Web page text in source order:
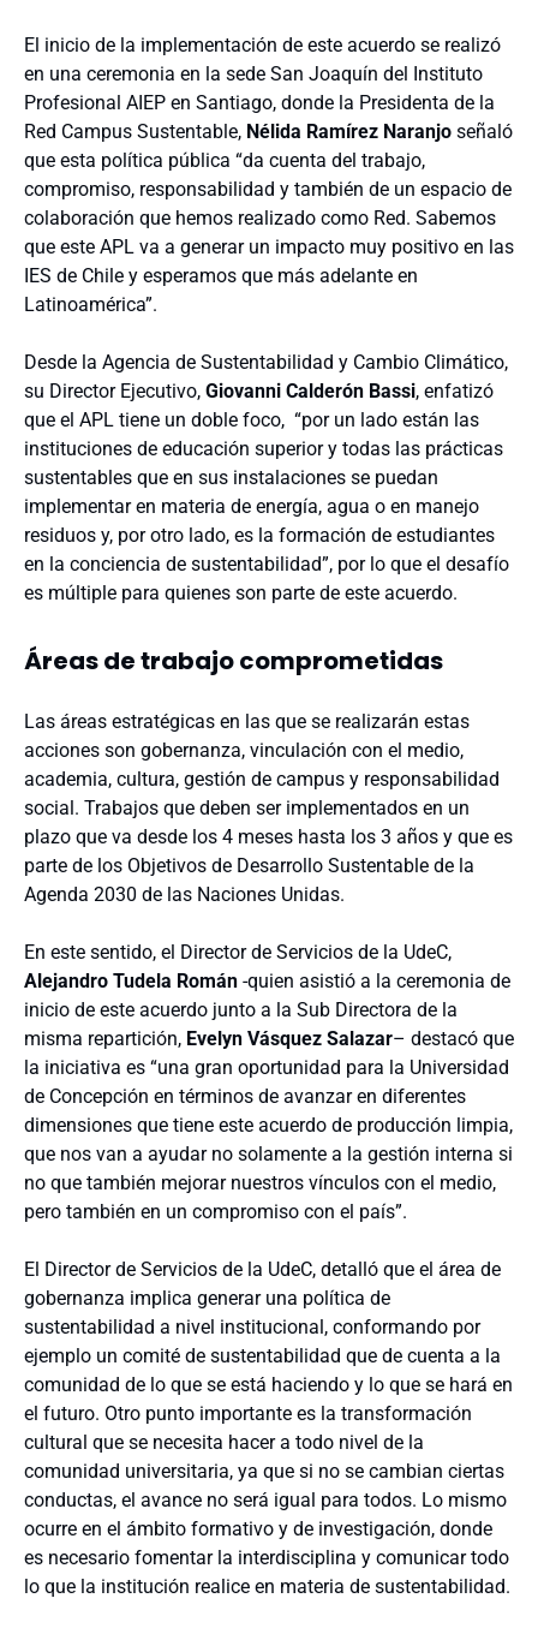
El inicio de la implementación de este acuerdo se realizó
en una ceremonia en la sede San Joaquín del Instituto
Profesional AIEP en Santiago, donde la Presidenta de la
Red Campus Sustentable, Nélida Ramírez Naranjo señaló
que esta política pública “da cuenta del trabajo,
compromiso, responsabilidad y también de un espacio de
colaboración que hemos realizado como Red. Sabemos
que este APL va a generar un impacto muy positivo en las
IES de Chile y esperamos que más adelante en
Latinoamérica”.
Desde la Agencia de Sustentabilidad y Cambio Climático,
su Director Ejecutivo, Giovanni Calderón Bassi, enfatizó
que el APL tiene un doble foco, “por un lado están las
instituciones de educación superior y todas las prácticas
sustentables que en sus instalaciones se puedan
implementar en materia de energía, agua o en manejo
residuos y, por otro lado, es la formación de estudiantes
en la conciencia de sustentabilidad”, por lo que el desafío
es múltiple para quienes son parte de este acuerdo.
Áreas de trabajo comprometidas
Las áreas estratégicas en las que se realizarán estas
acciones son gobernanza, vinculación con el medio,
academia, cultura, gestión de campus y responsabilidad
social. Trabajos que deben ser implementados en un
plazo que va desde los 4 meses hasta los 3 años y que es
parte de los Objetivos de Desarrollo Sustentable de la
Agenda 2030 de las Naciones Unidas.
En este sentido, el Director de Servicios de la UdeC,
Alejandro Tudela Román -quien asistió a la ceremonia de
inicio de este acuerdo junto a la Sub Directora de la
misma repartición, Evelyn Vásquez Salazar– destacó que
la iniciativa es “una gran oportunidad para la Universidad
de Concepción en términos de avanzar en diferentes
dimensiones que tiene este acuerdo de producción limpia,
que nos van a ayudar no solamente a la gestión interna si
no que también mejorar nuestros vínculos con el medio,
pero también en un compromiso con el país”.
El Director de Servicios de la UdeC, detalló que el área de
gobernanza implica generar una política de
sustentabilidad a nivel institucional, conformando por
ejemplo un comité de sustentabilidad que de cuenta a la
comunidad de lo que se está haciendo y lo que se hará en
el futuro. Otro punto importante es la transformación
cultural que se necesita hacer a todo nivel de la
comunidad universitaria, ya que si no se cambian ciertas
conductas, el avance no será igual para todos. Lo mismo
ocurre en el ámbito formativo y de investigación, donde
es necesario fomentar la interdisciplina y comunicar todo
lo que la institución realice en materia de sustentabilidad.